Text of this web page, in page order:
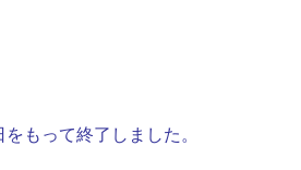
もって終了しました。